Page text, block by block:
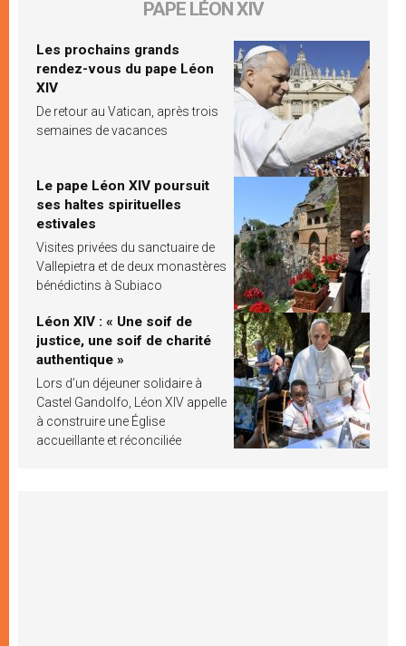
PAPE LÉON XIV
Les prochains grands
rendez-vous du pape Léon
XIV
De retour au Vatican, après trois
semaines de vacances
Le pape Léon XIV poursuit
ses haltes spirituelles
estivales
Visites privées du sanctuaire de
Vallepietra et de deux monastères
bénédictins à Subiaco
Léon XIV : « Une soif de
justice, une soif de charité
authentique »
Lors d’un déjeuner solidaire à
Castel Gandolfo, Léon XIV appelle
à construire une Église
accueillante et réconciliée